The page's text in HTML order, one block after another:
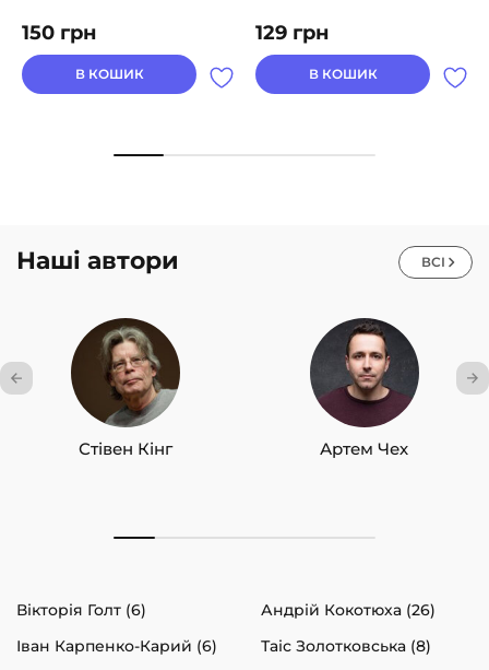
150 грн
В КОШИК
129 грн
В КОШИК
Наші автори ВСІ
Стівен Кінг Артем Чех
Вікторія Голт (6)
Андрій Кокотюха (26)
Іван Карпенко-Карий (6)
Таіс Золотковська (8)